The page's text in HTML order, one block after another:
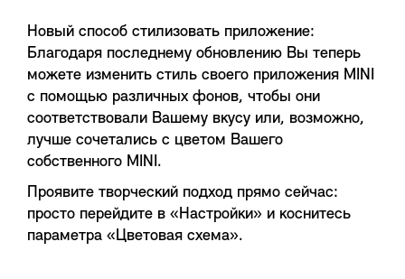
Новый способ стилизовать приложение:
Благодаря последнему обновлению Вы теперь
можете изменить стиль своего приложения MINI
с помощью различных фонов, чтобы они
соответствовали Вашему вкусу или, возможно,
лучше сочетались с цветом Вашего
собственного MINI.
Проявите творческий подход прямо сейчас:
просто перейдите в «Настройки» и коснитесь
параметра «Цветовая схема».